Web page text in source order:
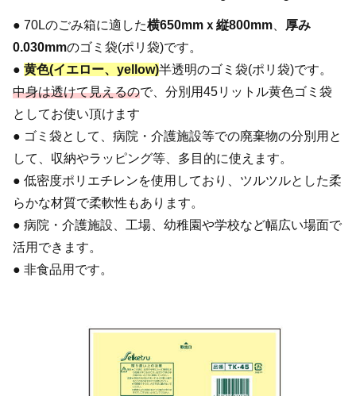
● 70Lのごみ箱に適した横650mmｘ縦800mm
厚み
0.030mmのゴミ袋(ポリ袋)です。
● 黄色(イエロー、yellow)半透明のゴミ袋(ポリ袋)です。
中身は透けて見えるので、分別用45リットル黄色ゴミ袋
としてお使い頂けます
● ゴミ袋として、病院・介護施設等での廃棄物の分別用と
して、収納やラッピング等、多目的に使えます。
● 低密度ポリエチレンを使用しており、ツルツルとした柔
らかな材質で柔軟性もあります。
● 病院・介護施設、工場、幼稚園や学校など幅広い場面で
活用できます。
● 非食品用です。